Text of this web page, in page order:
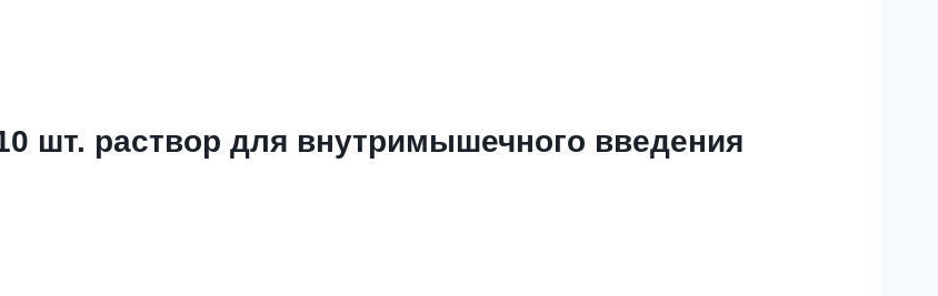
шт. раствор для внутримышечного введения